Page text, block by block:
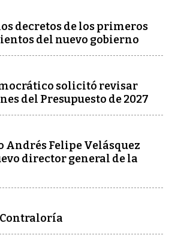
decretos de los primeros
del nuevo gobierno
solicitó revisar
del Presupuesto de 2027
Andrés Felipe Velásquez
director general de la
Contraloría